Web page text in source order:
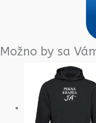
Možno by sa